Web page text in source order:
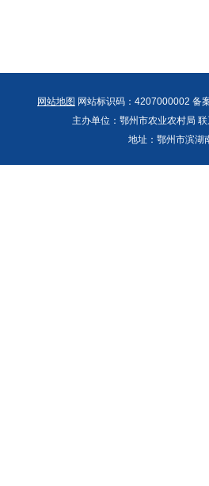
网站地图 网站标识码：4207000002
主办单位：鄂州市农业农村局
地址：鄂州市滨湖